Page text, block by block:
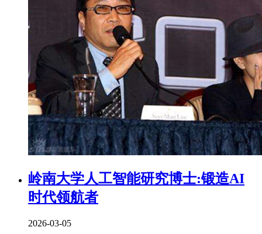
岭南大学人工智能研究博士:锻造AI
时代领航者
2026-03-05